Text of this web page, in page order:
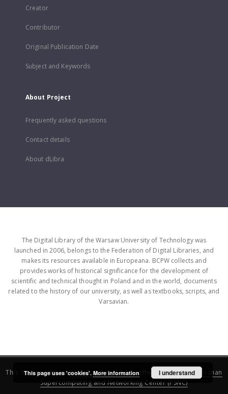
Creator
Contributor
Original Publication Date
Subject and Keywords
About Project
Frequently asked questions
Contact details
About dLibra
The Digital Library of the Warsaw University of Technology was
launched in 2006, belongs to the Federation of Digital Libraries, and
makes its resources available in Europeana. BCPW collects and
provides works of historical significance for the development of
scientific and technical thought in Poland and in the world, documents
related to the history of our university, as well as textbooks, scripts, and
Varsavian.
This service runs onDInGO dLibra 6.3.16software created by
Poznan
Supercomputing and Networking Center (PSNC)
This page uses 'cookies'. More information I understand